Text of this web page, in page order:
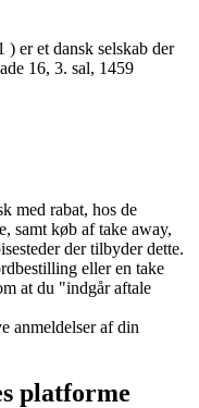
er et dansk selskab der
16, 3. sal, 1459
med rabat, hos de
samt køb af take away,
der tilbyder dette.
eller en take
at du "indgår aftale
anmeldelser af din
platforme